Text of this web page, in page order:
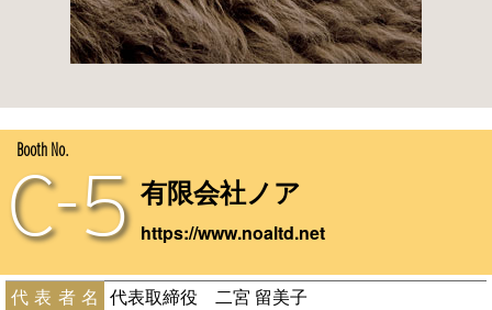
Booth No.
C-5 有限会社ノア
https://www.noaltd.net
代表者名 代表取締役 二宮 留美子